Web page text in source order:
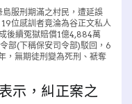
服刑期滿之村民，遭延誤
位感訓者竟淪為谷正文私人
後續冤獄賠償1億4,884萬
部(下稱保安司令部)駁回，6
，無期徒刑變為死刑、褫奪
示，糾正案之